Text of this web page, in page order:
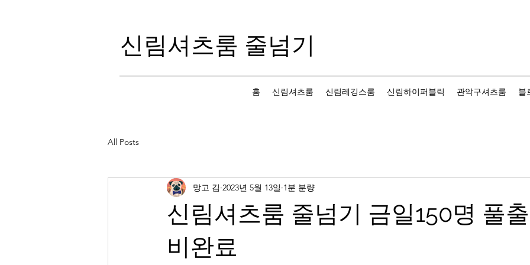
신림셔츠룸 줄넘기
홈 신림셔츠룸 신림레깅스룸 신림하이퍼블릭 관악구셔츠룸 블
All Posts
신림셔츠룸 줄넘기 금일150명 풀
비완료
망고 김 2023년 5월 13일 1분 분량